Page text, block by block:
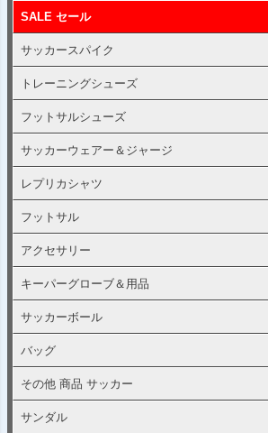
SALE セール
サッカースパイク
トレーニングシューズ
フットサルシューズ
サッカーウェアー＆ジャージ
レプリカシャツ
フットサル
アクセサリー
キーパーグローブ＆用品
サッカーボール
バッグ
その他 商品 サッカー
サンダル